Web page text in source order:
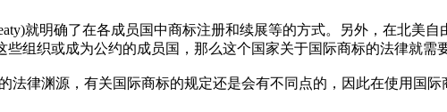
就明确了在各成员国中商标注册和续展等的方式。另外，在北美自
组织或成为公约的成员国，那么这个国家关于国际商标的法律就需
律渊源，有关国际商标的规定还是会有不同点的，因此在使用国